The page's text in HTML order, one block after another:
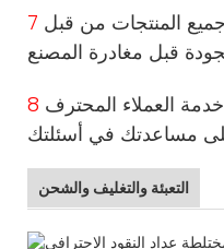
المنتجات من قبل
العملاء المحترف
التعبئة والتغليف والشحن